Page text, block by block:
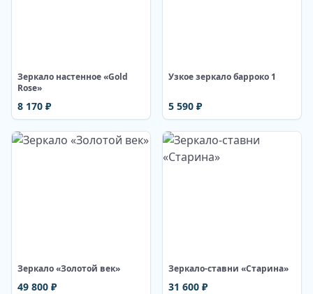
Зеркало настенное «Gold
Rose»
8 170 ₽
Узкое зеркало барроко 1
5 590 ₽
Зеркало «Золотой век»
49 800 ₽
Зеркало-ставни «Старина»
31 600 ₽